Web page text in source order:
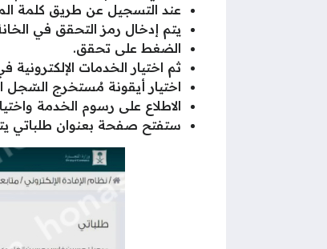
عند التسجيل عن طريق كلمة
يتم إدخال رمز التحقق في
الضغط على تحقق.
ثم اختيار الخدمات
اختيار أيقونة مُستخرج السّجل
الاطلاع على رسوم الخدمة
ستفتح صفحة بعنوان طلباتي